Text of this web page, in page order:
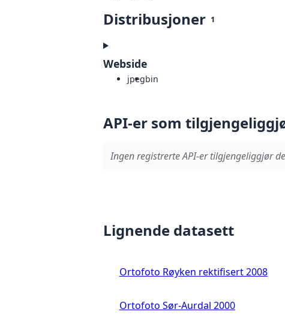
Distribusjoner 1
Webside
jpegbin
API-er som
Ingen registrerte API-er tilgjengeliggjør
Lignende datasett
Ortofoto Røyken rektifisert 2008
Ortofoto Sør-Aurdal 2000